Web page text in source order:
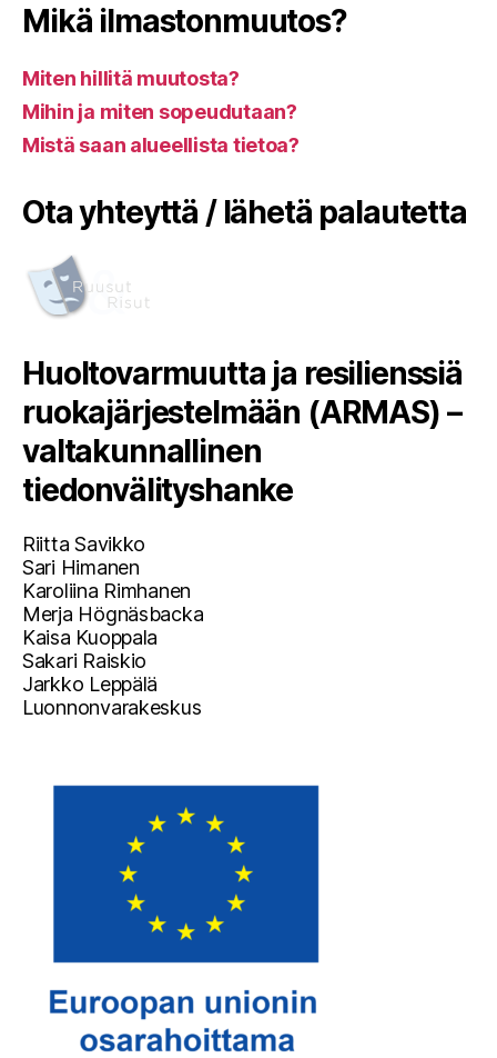
Mikä ilmastonmuutos?
Miten hillitä muutosta?
Mihin ja miten sopeudutaan?
Mistä saan alueellista tietoa?
Ota yhteyttä / lähetä palautetta
Huoltovarmuutta ja resilienssiä
ruokajärjestelmään (ARMAS) –
valtakunnallinen
tiedonvälityshanke
Riitta Savikko
Sari Himanen
Karoliina Rimhanen
Merja Högnäsbacka
Kaisa Kuoppala
Sakari Raiskio
Jarkko Leppälä
Luonnonvarakeskus